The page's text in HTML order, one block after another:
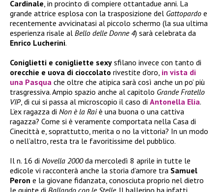
Cardinale, in procinto di compiere ottantadue anni. La
grande attrice esplosa con la trasposizione del Gattopardo e
recentemente avvicinatasi al piccolo schermo (la sua ultima
esperienza risale al Bello delle Donne 4) sarà celebrata da
Enrico Lucherini.
Coniglietti e conigliette sexy sfilano invece con tanto di
orecchie e uova di cioccolato rivestite d’oro, in vista di
una Pasqua che oltre che atipica sarà così anche un po’ più
trasgressiva. Ampio spazio anche al capitolo Grande Fratello
VIP, di cui si passa al microscopio il caso di Antonella Elia.
L’ex ragazza di Non è la Raiè una buona o una cattiva
ragazza? Come si è veramente comportata nella Casa di
Cinecittà e, soprattutto, merita o no la vittoria? In un modo
o nell’altro, resta tra le favoritissime del pubblico.
Il n. 16 di Novella 2000da mercoledì 8 aprile in tutte le
edicole vi racconterà anche la storia d’amore tra Samuel
Peron e la giovane fidanzata, conosciuta proprio nel dietro